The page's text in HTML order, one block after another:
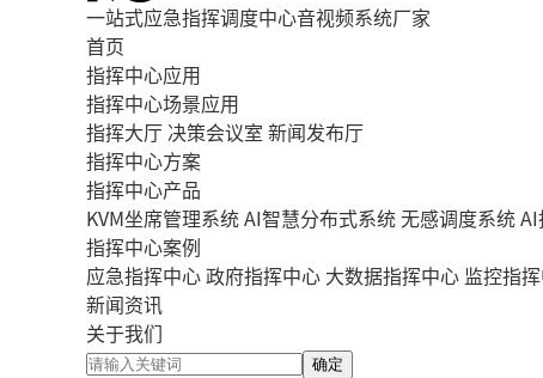
一站式应急指挥调度中心音视频系统厂家
首页
指挥中心应用
指挥中心场景应用
指挥大厅 决策会议室 新闻发布厅
指挥中心方案
指挥中心产品
KVM坐席管理系统AI智慧分布式系统无感调度系统
指挥中心案例
应急指挥中心政府指挥中心 大数据指挥中心 监控指
新闻资讯
关于我们
确定